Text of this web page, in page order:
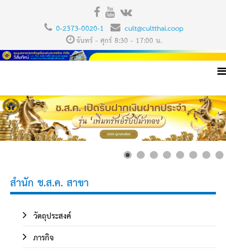
0-2373-0020-1
cult@cultthai.coop
จันทร์ - ศุกร์ 8:30 - 17:00 น.
สำนัก ช.ส.ค. สาขา
วัตถุประสงค์
ภารกิจ